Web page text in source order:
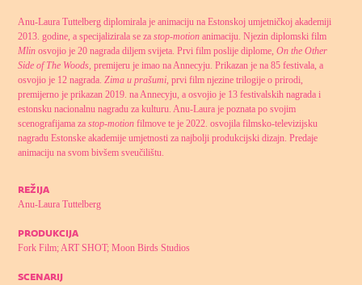
Anu-Laura Tuttelberg diplomirala je animaciju na Estonskoj umjetničkoj akademiji
2013. godine, a specijalizirala se zastop-motion animaciju. Njezin diplomski film
Mlin osvojio je 20 nagrada diljem svijeta. Prvi film poslije diplome,On the Other
Side of The Woods, premijeru je imao na Annecyju. Prikazan je na 85 festivala, a
osvojio je 12 nagrada.Zima u prašumi, prvi film njezine trilogije o prirodi,
premijerno je prikazan 2019. na Annecyju, a osvojio je 13 festivalskih nagrada i
estonsku nacionalnu nagradu za kulturu. Anu-Laura je poznata po svojim
scenografijama zastop-motion filmove te je 2022. osvojila filmsko-televizijsku
nagradu Estonske akademije umjetnosti za najbolji produkcijski dizajn. Predaje
animaciju na svom bivšem sveučilištu.
režija
Anu-Laura Tuttelberg
produkcija
Fork Film; ART SHOT; Moon Birds Studios
scenarij